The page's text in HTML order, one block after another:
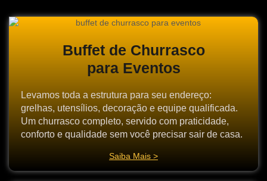
Buffet de Churrasco
para Eventos
Levamos toda a estrutura para seu endereço:
grelhas, utensílios, decoração e equipe qualificada.
Um churrasco completo, servido com praticidade,
conforto e qualidade sem você precisar sair de casa.
Saiba Mais >